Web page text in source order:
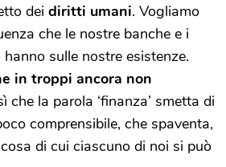
dei diritti umani. Vogliamo
che le nostre banche e i
sulle nostre esistenze.
in troppi ancora non
che la parola ‘finanza’ smetta di
comprensibile, che spaventa,
di cui ciascuno di noi si può